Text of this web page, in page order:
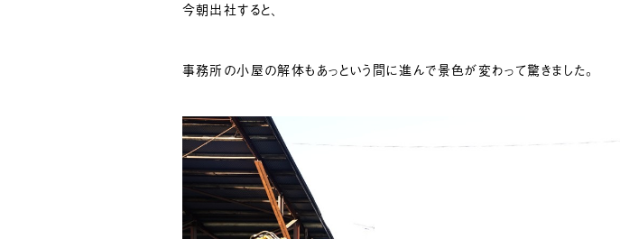
今朝出社すると、
事務所の小屋の解体もあっという間に進んで景色が変わって驚きました。